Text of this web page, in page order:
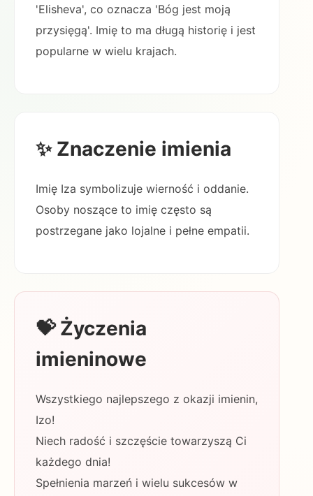
'Elisheva', co oznacza 'Bóg jest moją
przysięgą'. Imię to ma długą historię i jest
popularne w wielu krajach.
✨ Znaczenie imienia
Imię Iza symbolizuje wierność i oddanie.
Osoby noszące to imię często są
postrzegane jako lojalne i pełne empatii.
💝 Życzenia
imieninowe
Wszystkiego najlepszego z okazji imienin,
Izo!
Niech radość i szczęście towarzyszą Ci
każdego dnia!
Spełnienia marzeń i wielu sukcesów w